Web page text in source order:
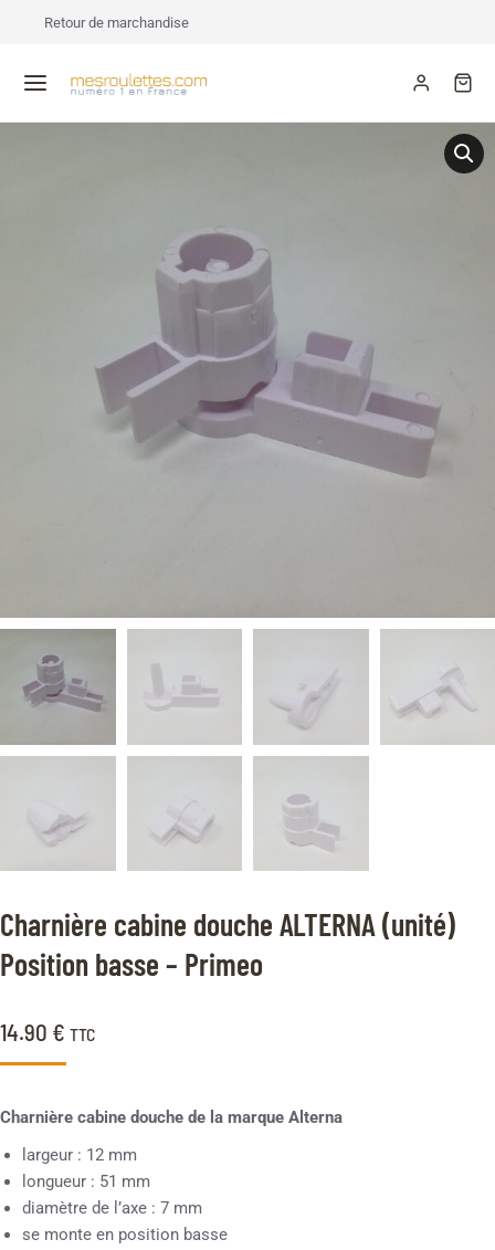
Retour de marchandise
Charnière cabine douche ALTERNA (unité)
Position basse – Primeo
14.90 € TTC
Charnière cabine douche de la marque Alterna
largeur : 12 mm
longueur : 51 mm
diamètre de l’axe : 7 mm
se monte en position basse